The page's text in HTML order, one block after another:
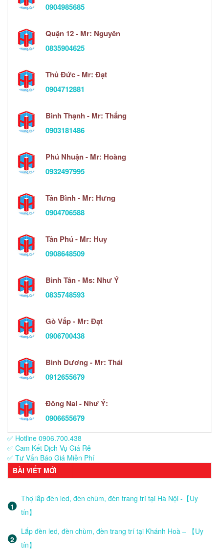
0904985685
Quận 12 - Mr: Nguyên
0835904625
Thủ Đức - Mr: Đạt
0904712881
Bình Thạnh - Mr: Thắng
0903181486
Phú Nhuận - Mr: Hoàng
0932497995
Tân Bình - Mr: Hưng
0904706588
Tân Phú - Mr: Huy
0908648509
Bình Tân - Ms: Như Ý
0835748593
Gò Vấp - Mr: Đạt
0906700438
Bình Dương - Mr: Thái
0912655679
Đông Nai - Như Ý:
0906655679
✅ Hotline 0906.700.438
✅ Cam Kết Dịch Vụ Giá Rẻ
✅ Tư Vấn Báo Giá Miễn Phí
BÀI VIẾT MỚI
Thợ lắp đèn led, đèn chùm, đèn trang trí tại Hà Nội -【Uy
tín】
Lắp đèn led, đèn chùm, đèn trang trí tại Khánh Hoà – 【Uy
tín】